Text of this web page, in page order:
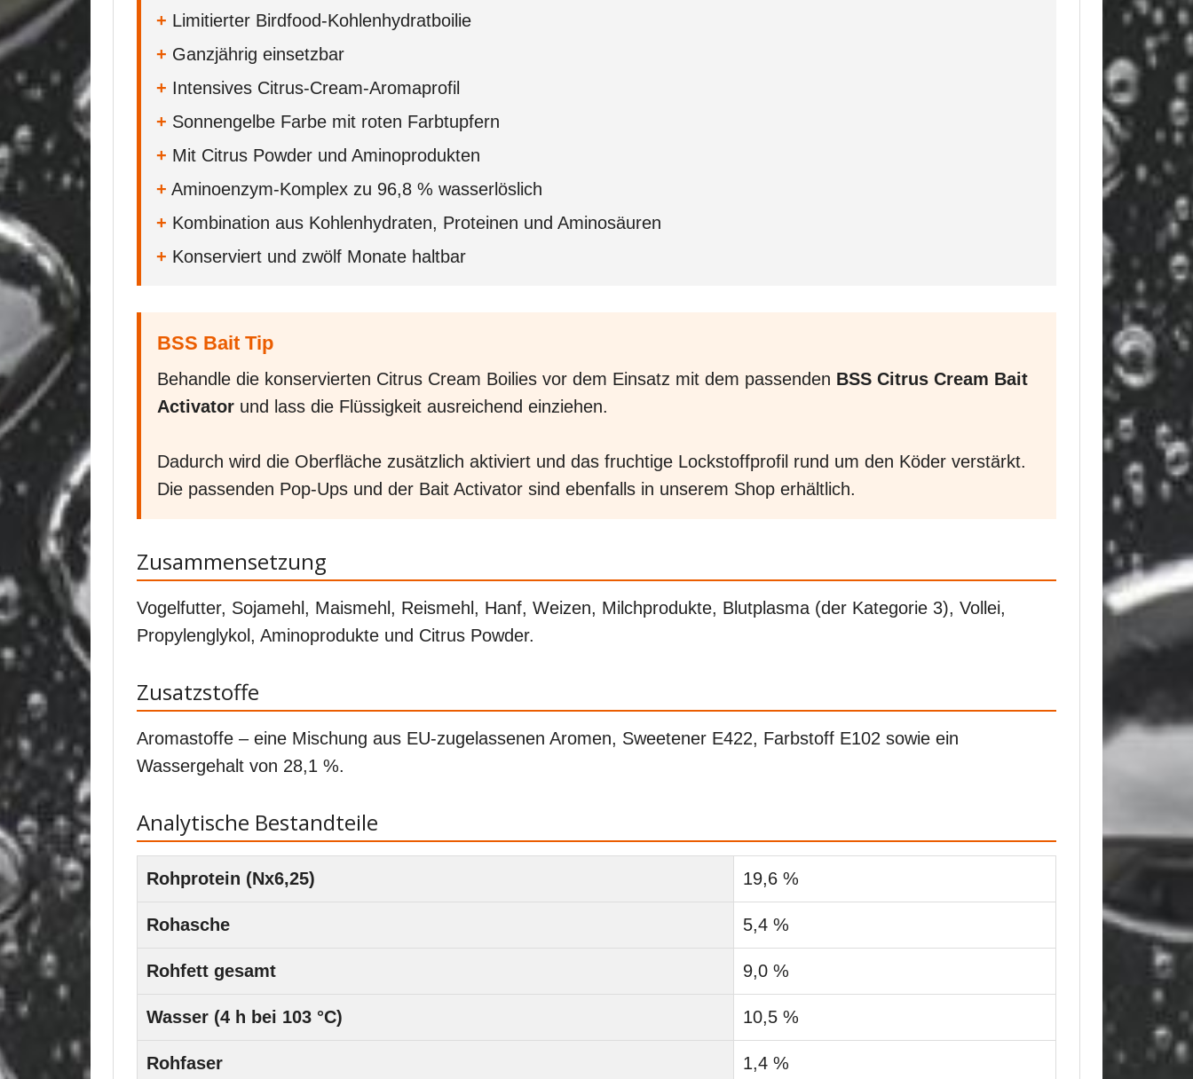
+ Limitierter Birdfood-Kohlenhydratboilie
+ Ganzjährig einsetzbar
+ Intensives Citrus-Cream-Aromaprofil
+ Sonnengelbe Farbe mit roten Farbtupfern
+ Mit Citrus Powder und Aminoprodukten
+ Aminoenzym-Komplex zu 96,8 % wasserlöslich
+ Kombination aus Kohlenhydraten, Proteinen und Aminosäuren
+ Konserviert und zwölf Monate haltbar
BSS Bait Tip
Behandle die konservierten Citrus Cream Boilies vor dem Einsatz mit dem passenden BSS Citrus Cream Bait
Activator und lass die Flüssigkeit ausreichend einziehen.
Dadurch wird die Oberfläche zusätzlich aktiviert und das fruchtige Lockstoffprofil rund um den Köder verstärkt.
Die passenden Pop-Ups und der Bait Activator sind ebenfalls in unserem Shop erhältlich.
Zusammensetzung
Vogelfutter, Sojamehl, Maismehl, Reismehl, Hanf, Weizen, Milchprodukte, Blutplasma (der Kategorie 3), Vollei,
Propylenglykol, Aminoprodukte und Citrus Powder.
Zusatzstoffe
Aromastoffe – eine Mischung aus EU-zugelassenen Aromen, Sweetener E422, Farbstoff E102 sowie ein
Wassergehalt von 28,1 %.
Analytische Bestandteile
Rohprotein (Nx6,25) 19,6 %
Rohasche 5,4 %
Rohfett gesamt 9,0 %
Wasser (4 h bei 103 °C) 10,5 %
Rohfaser 1,4 %